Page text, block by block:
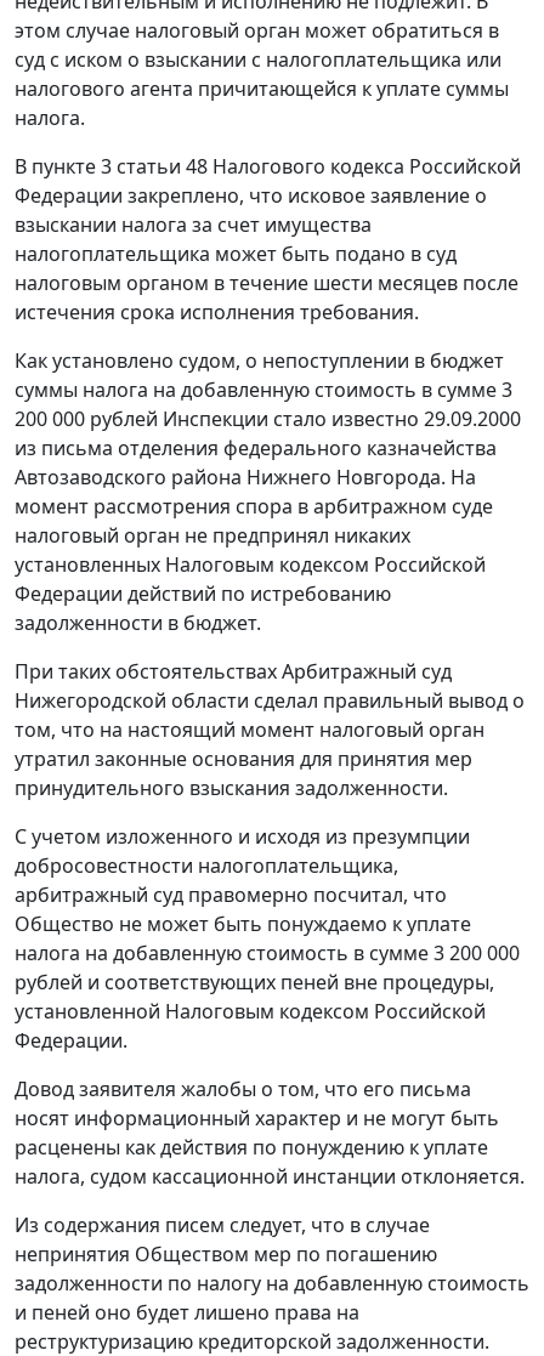
этом случае налоговый орган может обратиться в
суд с иском о взыскании с налогоплательщика или
налогового агента причитающейся к уплате суммы
налога.
В пункте 3 статьи 48 Налогового кодекса Российской
Федерации закреплено, что исковое заявление о
взыскании налога за счет имущества
налогоплательщика может быть подано в суд
налоговым органом в течение шести месяцев после
истечения срока исполнения требования.
Как установлено судом, о непоступлении в бюджет
суммы налога на добавленную стоимость в сумме 3
200 000 рублей Инспекции стало известно 29.09.2000
из письма отделения федерального казначейства
Автозаводского района Нижнего Новгорода. На
момент рассмотрения спора в арбитражном суде
налоговый орган не предпринял никаких
установленных Налоговым кодексом Российской
Федерации действий по истребованию
задолженности в бюджет.
При таких обстоятельствах Арбитражный суд
Нижегородской области сделал правильный вывод о
том, что на настоящий момент налоговый орган
утратил законные основания для принятия мер
принудительного взыскания задолженности.
С учетом изложенного и исходя из презумпции
добросовестности налогоплательщика,
арбитражный суд правомерно посчитал, что
Общество не может быть понуждаемо к уплате
налога на добавленную стоимость в сумме 3 200 000
рублей и соответствующих пеней вне процедуры,
установленной Налоговым кодексом Российской
Федерации.
Довод заявителя жалобы о том, что его письма
носят информационный характер и не могут быть
расценены как действия по понуждению к уплате
налога, судом кассационной инстанции отклоняется.
Из содержания писем следует, что в случае
непринятия Обществом мер по погашению
задолженности по налогу на добавленную стоимость
и пеней оно будет лишено права на
реструктуризацию кредиторской задолженности.